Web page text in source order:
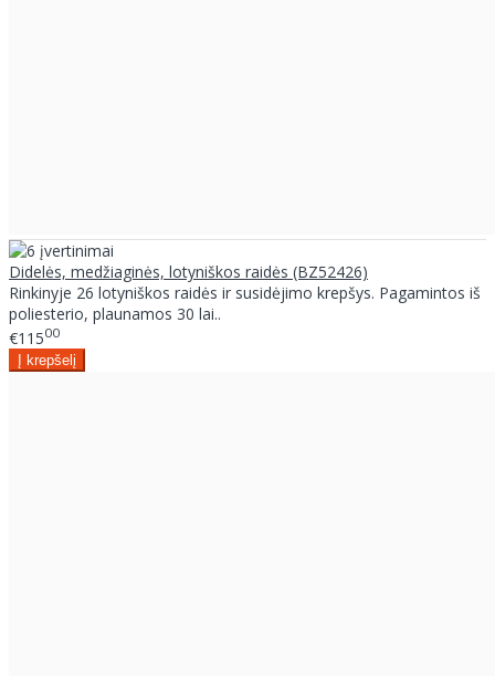
Didelės, medžiaginės, lotyniškos raidės (BZ52426)
Rinkinyje 26 lotyniškos raidės ir susidėjimo krepšys. Pagamintos iš
poliesterio, plaunamos 30 lai..
€11500